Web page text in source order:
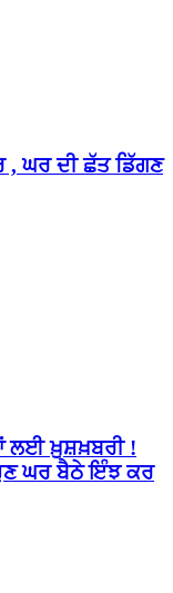
, ਘਰ ਦੀ ਛੱਤ ਡਿੱਗਣ
ਲਈ ਖ਼ੁਸ਼ਖ਼ਬਰੀ !
ਘਰ ਬੈਠੇ ਇੰਝ ਕਰ